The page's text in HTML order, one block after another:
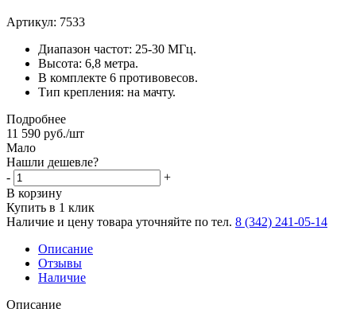
Артикул: 7533
Диапазон частот: 25-30 МГц.
Высота: 6,8 метра.
В комплекте 6 противовесов.
Тип крепления: на мачту.
Подробнее
11 590 руб./шт
Мало
Нашли дешевле?
-
+
В корзину
Купить в 1 клик
Наличие и цену товара уточняйте по тел. 8 (342) 241-05-14
Описание
Отзывы
Наличие
Описание